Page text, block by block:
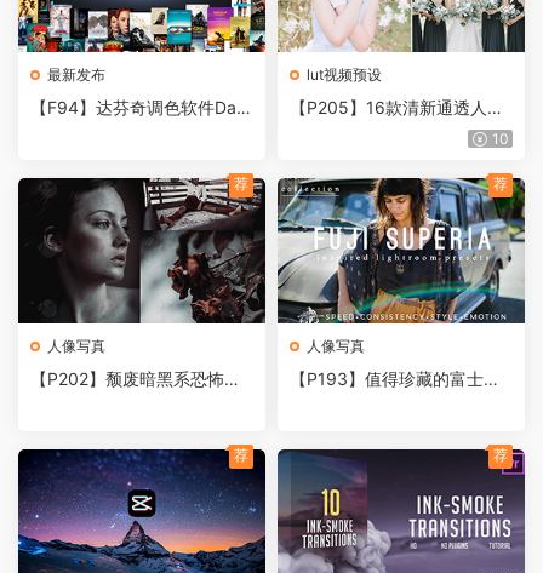
最新发布
【F94】达芬奇调色软件DaVi
lut视频预设
【P205】16款清新通透人像
儿童预设，适合LR/PSPR/FC
调色滤镜
10
人像写真
【P202】颓废暗黑系恐怖气
荐
人像写真
【P193】值得珍藏的富士胶
荐
荐 荐